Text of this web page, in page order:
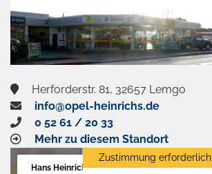
Herforderstr. 81, 32657 Lemgo
info@opel-heinrichs.de
0 52 61 / 20 33
Mehr zu diesem Standort
Hans Heinrichs GmbH
Zustimmung erforderlich